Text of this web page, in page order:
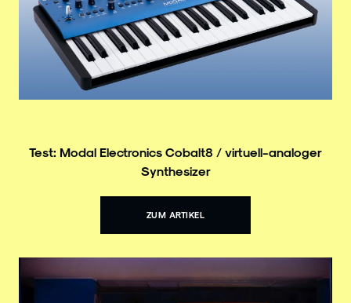
Test: Modal Electronics Cobalt8 / virtuell-analoger
Synthesizer
ZUM ARTIKEL